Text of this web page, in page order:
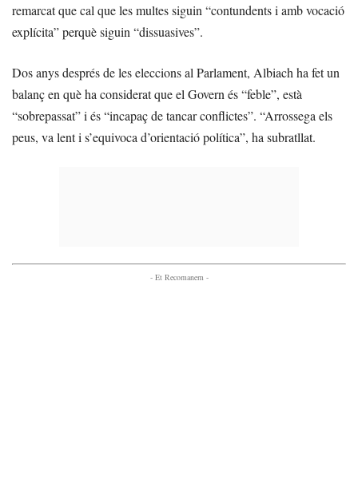
remarcat que cal que les multes siguin “contundents i amb vocació
explícita” perquè siguin “dissuasives”.
Dos anys després de les eleccions al Parlament, Albiach ha fet un
balanç en què ha considerat que el Govern és “feble”, està
“sobrepassat” i és “incapaç de tancar conflictes”. “Arrossega els
peus, va lent i s’equivoca d’orientació política”, ha subratllat.
- Et Recomanem -